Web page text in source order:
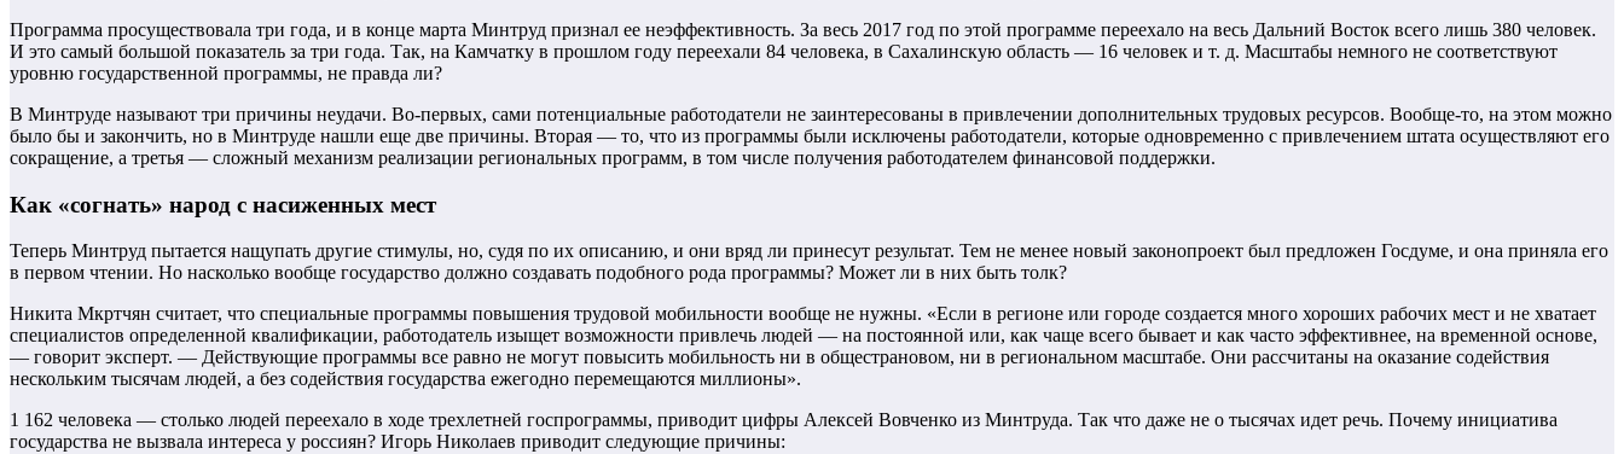
Программа просуществовала три года, и в конце марта Минтруд признал ее неэффективность. За весь 2017 год по этой программе переехало на весь Дальний Восток всего лишь 380 человек.
И это самый большой показатель за три года. Так, на Камчатку в прошлом году переехали 84 человека, в Сахалинскую область — 16 человек и т. д. Масштабы немного не соответствуют
уровню государственной программы, не правда ли?
В Минтруде называют три причины неудачи. Во-первых, сами потенциальные работодатели не заинтересованы в привлечении дополнительных трудовых ресурсов. Вообще-то, на этом можно
было бы и закончить, но в Минтруде нашли еще две причины. Вторая — то, что из программы были исключены работодатели, которые одновременно с привлечением штата осуществляют его
сокращение, а третья — сложный механизм реализации региональных программ, в том числе получения работодателем финансовой поддержки.
Как «согнать» народ с насиженных мест
Теперь Минтруд пытается нащупать другие стимулы, но, судя по их описанию, и они вряд ли принесут результат. Тем не менее новый законопроект был предложен Госдуме, и она приняла его
в первом чтении. Но насколько вообще государство должно создавать подобного рода программы? Может ли в них быть толк?
Никита Мкртчян считает, что специальные программы повышения трудовой мобильности вообще не нужны. «Если в регионе или городе создается много хороших рабочих мест и не хватает
специалистов определенной квалификации, работодатель изыщет возможности привлечь людей — на постоянной или, как чаще всего бывает и как часто эффективнее, на временной основе,
— говорит эксперт. — Действующие программы все равно не могут повысить мобильность ни в общестрановом, ни в региональном масштабе. Они рассчитаны на оказание содействия
нескольким тысячам людей, а без содействия государства ежегодно перемещаются миллионы».
1 162 человека — столько людей переехало в ходе трехлетней госпрограммы, приводит цифры Алексей Вовченко из Минтруда. Так что даже не о тысячах идет речь. Почему инициатива
государства не вызвала интереса у россиян? Игорь Николаев приводит следующие причины: